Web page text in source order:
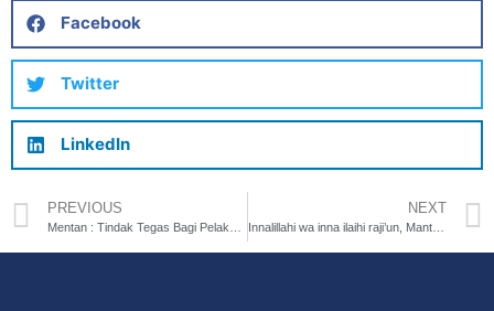
Facebook
Twitter
LinkedIn
PREVIOUS NEXT
Innalillahi wa inna ilaihi raji’un, Mantan Menteri Agama Suryadharma Ali Tutup Usia